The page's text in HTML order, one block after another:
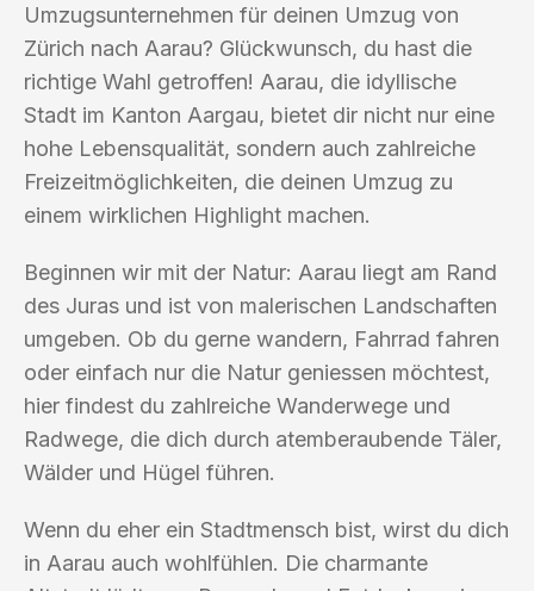
Umzugsunternehmen für deinen Umzug von
Zürich nach Aarau? Glückwunsch, du hast die
richtige Wahl getroffen! Aarau, die idyllische
Stadt im Kanton Aargau, bietet dir nicht nur eine
hohe Lebensqualität, sondern auch zahlreiche
Freizeitmöglichkeiten, die deinen Umzug zu
einem wirklichen Highlight machen.
Beginnen wir mit der Natur: Aarau liegt am Rand
des Juras und ist von malerischen Landschaften
umgeben. Ob du gerne wandern, Fahrrad fahren
oder einfach nur die Natur geniessen möchtest,
hier findest du zahlreiche Wanderwege und
Radwege, die dich durch atemberaubende Täler,
Wälder und Hügel führen.
Wenn du eher ein Stadtmensch bist, wirst du dich
in Aarau auch wohlfühlen. Die charmante